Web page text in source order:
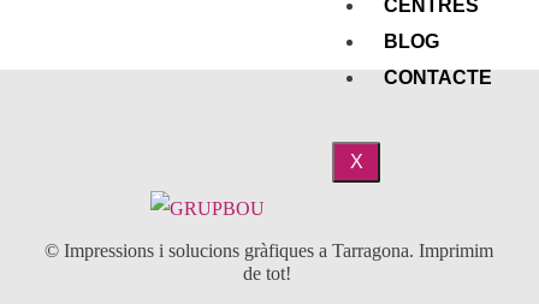
CENTRES
BLOG
CONTACTE
X
© Impressions i solucions gràfiques a Tarragona. Imprimim
de tot!